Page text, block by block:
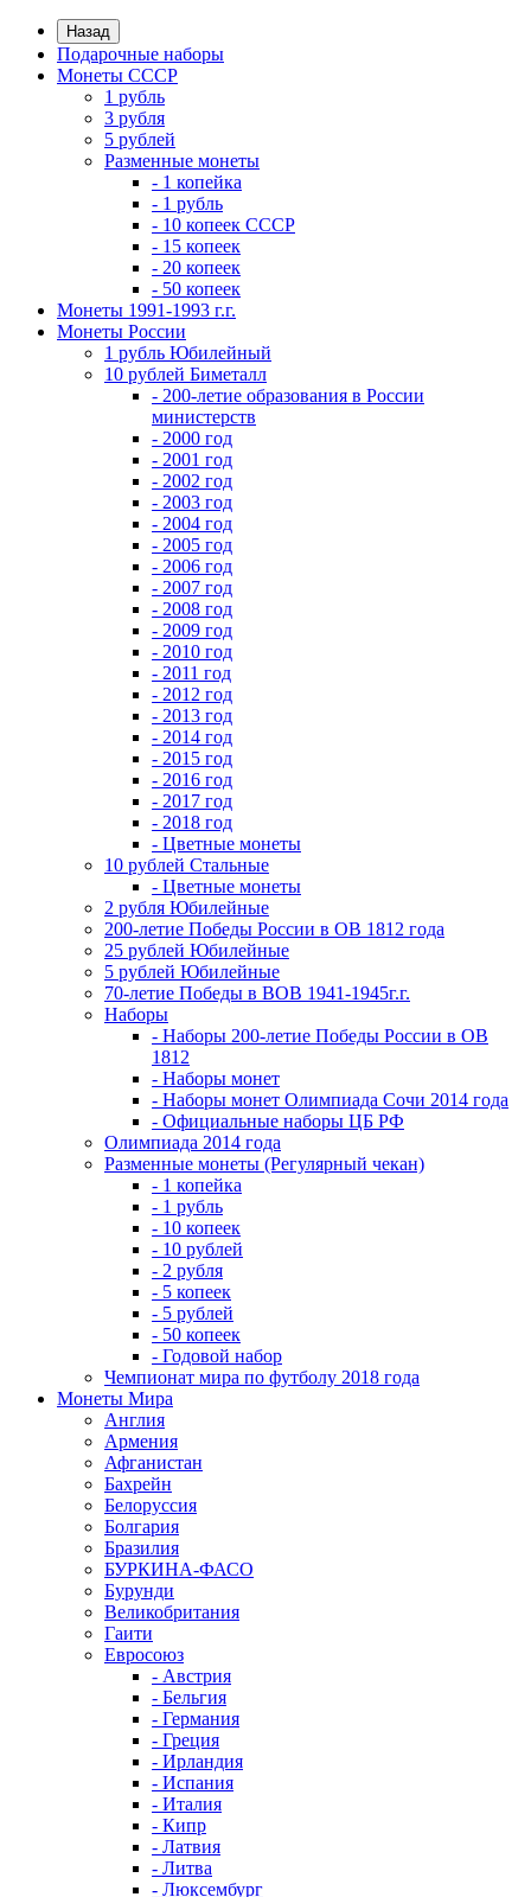
Назад
Подарочные наборы
Монеты СССР
1 рубль
3 рубля
5 рублей
Разменные монеты
- 1 копейка
- 1 рубль
- 10 копеек СССР
- 15 копеек
- 20 копеек
- 50 копеек
Монеты 1991-1993 г.г.
Монеты России
1 рубль Юбилейный
10 рублей Биметалл
- 200-летие образования в России
министерств
- 2000 год
- 2001 год
- 2002 год
- 2003 год
- 2004 год
- 2005 год
- 2006 год
- 2007 год
- 2008 год
- 2009 год
- 2010 год
- 2011 год
- 2012 год
- 2013 год
- 2014 год
- 2015 год
- 2016 год
- 2017 год
- 2018 год
- Цветные монеты
10 рублей Стальные
- Цветные монеты
2 рубля Юбилейные
200-летие Победы России в ОВ 1812 года
25 рублей Юбилейные
5 рублей Юбилейные
70-летие Победы в ВОВ 1941-1945г.г.
Наборы
- Наборы 200-летие Победы России в ОВ
1812
- Наборы монет
- Наборы монет Олимпиада Сочи 2014 года
- Официальные наборы ЦБ РФ
Олимпиада 2014 года
Разменные монеты (Регулярный чекан)
- 1 копейка
- 1 рубль
- 10 копеек
- 10 рублей
- 2 рубля
- 5 копеек
- 5 рублей
- 50 копеек
- Годовой набор
Чемпионат мира по футболу 2018 года
Монеты Мира
Англия
Армения
Афганистан
Бахрейн
Белоруссия
Болгария
Бразилия
БУРКИНА-ФАСО
Бурунди
Великобритания
Гаити
Евросоюз
- Австрия
- Бельгия
- Германия
- Греция
- Ирландия
- Испания
- Италия
- Кипр
- Латвия
- Литва
- Люксембург